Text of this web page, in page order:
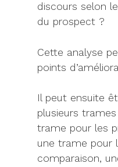
discours selon
du prospect ?
Cette analyse
points
Il peut ensuite
plusieurs
trame pour les
une trame pour
comparaison,